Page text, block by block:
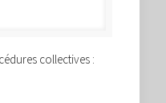
collectives :